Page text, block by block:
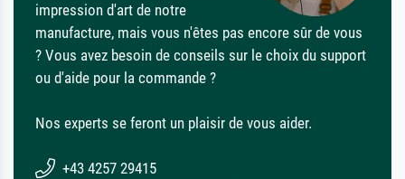
impression d'art de notre
manufacture, mais vous n'êtes pas encore sûr de vous
? Vous avez besoin de conseils sur le choix du support
ou d'aide pour la commande ?
Nos experts se feront un plaisir de vous aider.
+43 4257 29415